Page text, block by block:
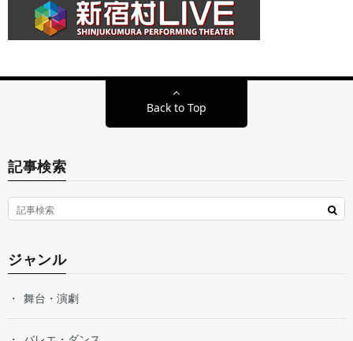
Back to Top
記事検索
ジャンル
舞台・演劇